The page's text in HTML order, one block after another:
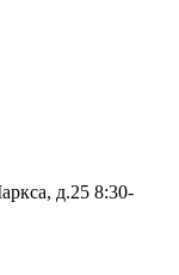
д.25 8:30-